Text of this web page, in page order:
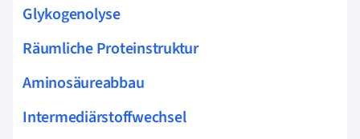
Glykogenolyse
Räumliche Proteinstruktur
Aminosäureabbau
Intermediärstoffwechsel